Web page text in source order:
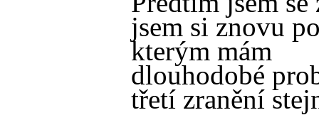
jsem si znovu
kterým mám
dlouhodobé
třetí zranění